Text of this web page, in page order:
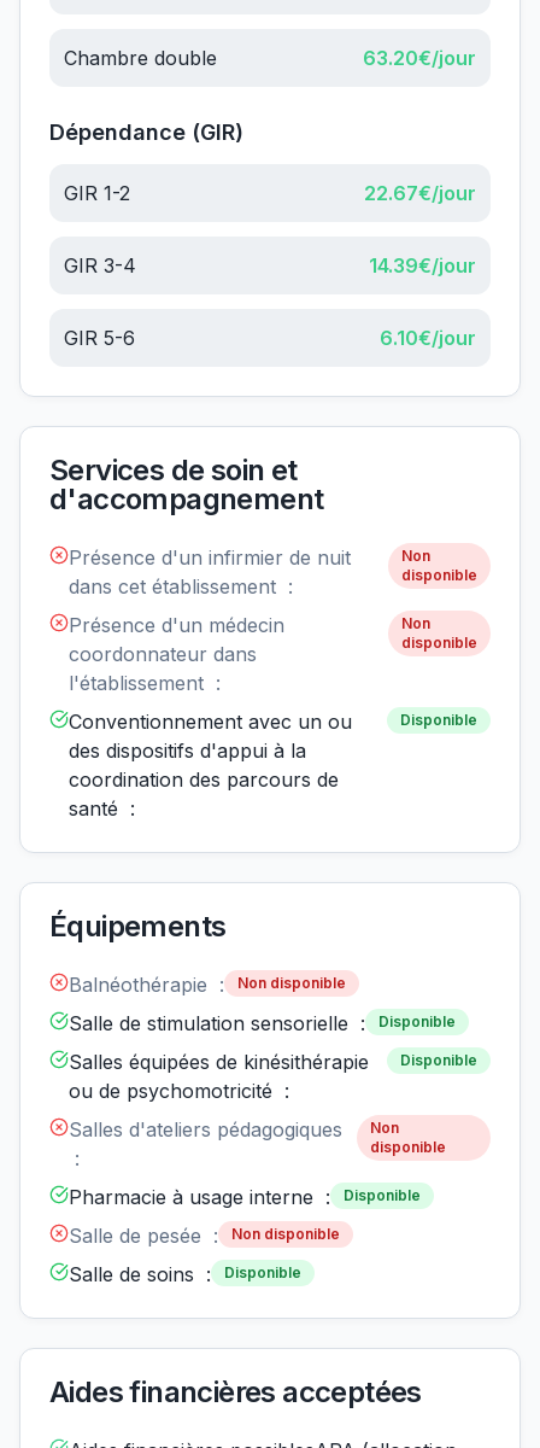
Chambre double 63.20€/jour
Dépendance (GIR)
GIR 1-2 22.67€/jour
GIR 3-4 14.39€/jour
GIR 5-6 6.10€/jour
Services de soin et
d'accompagnement
Présence d'un infirmier de nuit
dans cet établissement :
Non
disponible
Présence d'un médecin
coordonnateur dans
l'établissement :
Non
disponible
Conventionnement avec un ou
des dispositifs d'appui à la
coordination des parcours de
santé :
Disponible
Équipements
Balnéothérapie : Non disponible
Salle de stimulation sensorielle : Disponible
Salles équipées de kinésithérapie
ou de psychomotricité :
Disponible
Salles d'ateliers pédagogiques
:
Non
disponible
Pharmacie à usage interne : Disponible
Salle de pesée : Non disponible
Salle de soins : Disponible
Aides financières acceptées